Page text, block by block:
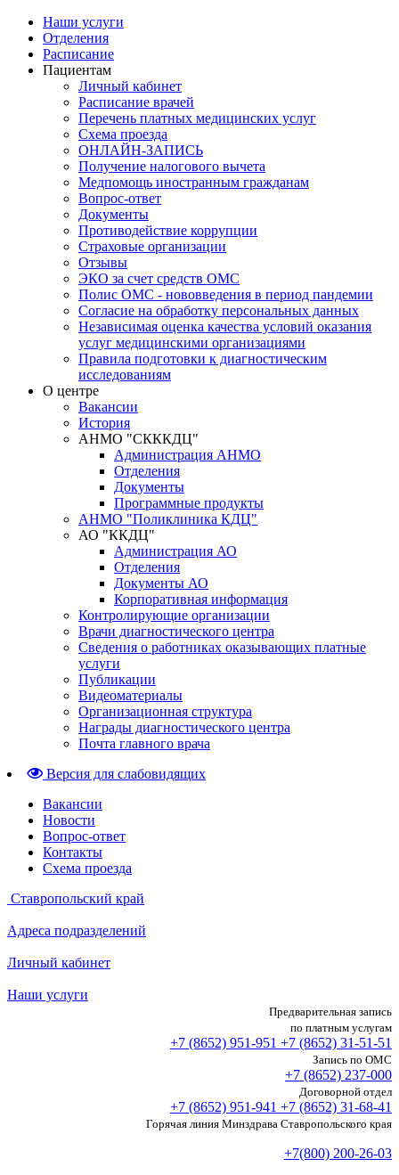
Наши услуги
Отделения
Расписание
Пациентам
Личный кабинет
Расписание врачей
Перечень платных медицинских услуг
Схема проезда
ОНЛАЙН-ЗАПИСЬ
Получение налогового вычета
Медпомощь иностранным гражданам
Вопрос-ответ
Документы
Противодействие коррупции
Страховые организации
Отзывы
ЭКО за счет средств ОМС
Полис ОМС - нововведения в период пандемии
Согласие на обработку персональных данных
Независимая оценка качества условий оказания
услуг медицинскими организациями
Правила подготовки к диагностическим
исследованиям
О центре
Вакансии
История
АНМО "СКККДЦ"
Администрация АНМО
Отделения
Документы
Программные продукты
АНМО "Поликлиника КДЦ"
АО "ККДЦ"
Администрация АО
Отделения
Документы АО
Корпоративная информация
Контролирующие организации
Врачи диагностического центра
Сведения о работниках оказывающих платные
услуги
Публикации
Видеоматериалы
Организационная структура
Награды диагностического центра
Почта главного врача
Версия для слабовидящих
Вакансии
Новости
Вопрос-ответ
Контакты
Схема проезда
Ставропольский край
Адреса подразделений
Личный кабинет
Наши услуги
Предварительная запись
по платным услугам
+7 (8652) 951-951 +7 (8652) 31-51-51
Запись по ОМС
+7 (8652) 237-000
Договорной отдел
+7 (8652) 951-941 +7 (8652) 31-68-41
Горячая линия Минздрава Ставропольского края
+7(800) 200-26-03